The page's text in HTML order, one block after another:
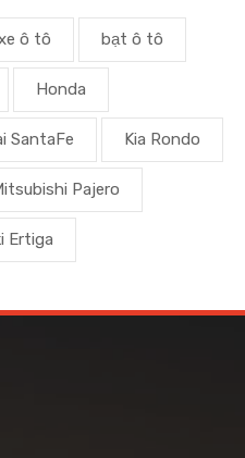
ô tô bạt ô tô
Honda
SantaFe Kia Rondo
Pajero
Ertiga